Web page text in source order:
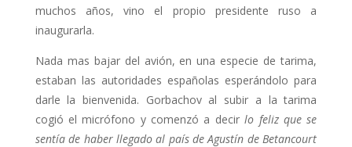
muchos años, vino el propio presidente ruso a
inaugurarla.
Nada mas bajar del avión, en una especie de tarima,
estaban las autoridades españolas esperándolo para
darle la bienvenida. Gorbachov al subir a la tarima
cogió el micrófono y comenzó a decirlo feliz que se
sentía de haber llegado al país de Agustín de Betancourt